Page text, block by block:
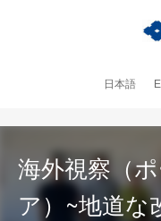
日本語
海外視察（
ア）~地道な